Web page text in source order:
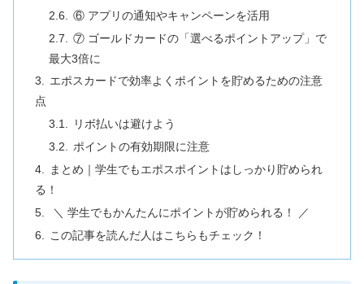
⑥ アプリの通知やキャンペーンを活用
⑦ ゴールドカードの「選べるポイントアップ」で
最大3倍に
エポスカードで効率よくポイントを貯めるための注意
点
リボ払いは避けよう
ポイントの有効期限に注意
まとめ｜学生でもエポスポイントはしっかり貯められ
る！
＼ 学生でもかんたんにポイントが貯められる！ ／
この記事を読んだ人はこちらもチェック！